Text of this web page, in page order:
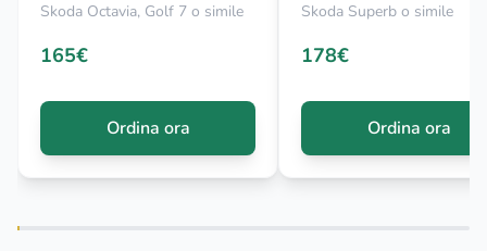
Skoda Octavia, Golf 7 o simile
165€
Ordina ora
Skoda Superb o simile
178€
Ordina ora